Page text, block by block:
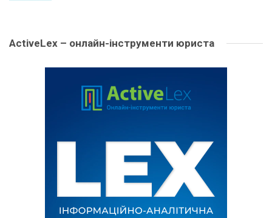
ActiveLex – онлайн-інструменти юриста